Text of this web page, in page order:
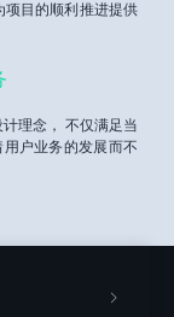
项目的顺利推进提供
理念， 不仅满足当
户业务的发展而不